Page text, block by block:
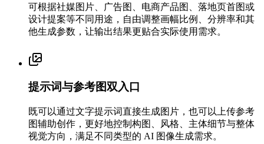
可根据社媒图片、广告图、电商产品图、落地页首图或
设计提案等不同用途，自由调整画幅比例、分辨率和其
他生成参数，让输出结果更贴合实际使用需求。
提示词与参考图双入口
既可以通过文字提示词直接生成图片，也可以上传参考
图辅助创作，更好地控制构图、风格、主体细节与整体
视觉方向，满足不同类型的 AI 图像生成需求。